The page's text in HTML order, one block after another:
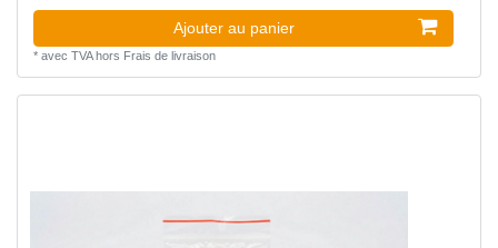
Ajouter au panier
* avec TVAhors Frais de livraison